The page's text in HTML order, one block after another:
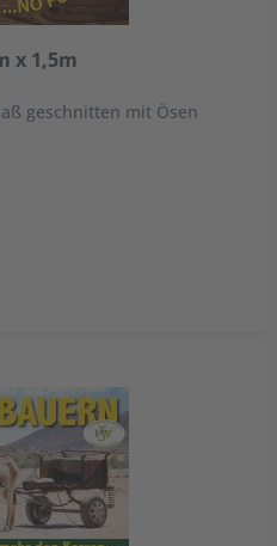
x 1,5m
geschnitten mit Ösen